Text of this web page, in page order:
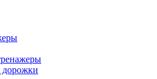
дорожки